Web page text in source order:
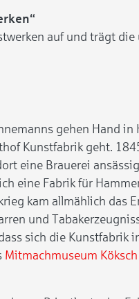
auf und trägt
gehen Hand
Kunstfabrik geht.
eine Brauerei
eine Fabrik für
kam allmählich das
und
sich die Kunstfabrik
Mitmachmuseum